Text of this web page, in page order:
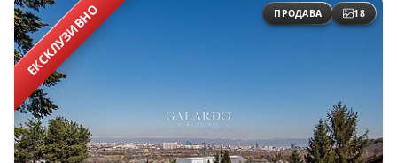
ЕКСКЛУЗИВНО ПРОДАВА 18